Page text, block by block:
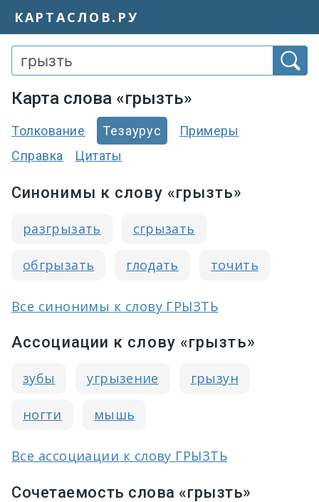
КАРТАСЛОВ.РУ
Карта слова «грызть»
Толкование Тезаурус
Примеры
Справка
Цитаты
Синонимы к слову «грызть»
разгрызать сгрызать
обгрызать глодать точить
Все синонимы к слову ГРЫЗТЬ
Ассоциации к слову «грызть»
зубы угрызение грызун
ногти мышь
Все ассоциации к слову ГРЫЗТЬ
Сочетаемость слова «грызть»